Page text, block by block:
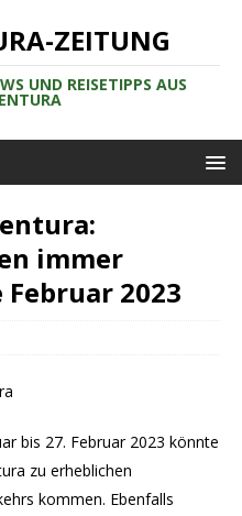
ZEITUNG
UND REISETIPPS AUS
immer
2023
bis 27. Februar 2023 könnte
zu erheblichen
kommen. Ebenfalls